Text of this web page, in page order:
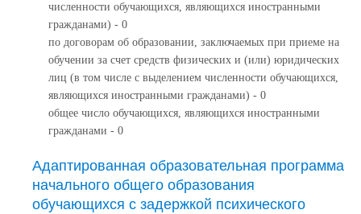
численности обучающихся, являющихся иностранными
гражданами) - 0
по договорам об образовании, заключаемых при приеме на
обучении за счет средств физических и (или) юридических
лиц (в том числе с выделением численности обучающихся,
являющихся иностранными гражданами) - 0
общее число обучающихся, являющихся иностранными
гражданами - 0
Адаптированная образовательная программа
начального общего образования
обучающихся с задержкой психического